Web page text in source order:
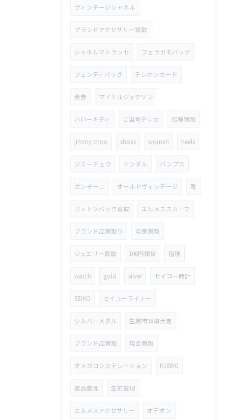
ヴィンテージシャネル
ブランドアクセサリー買取
シャネルマトラッセ フェラガモバッグ
フェンディバッグ テレホンカード
金券 マイケルジャクソン
ハローキティ ご当地テレカ 指輪買取
jimmy choo shoes women heels
ジミーチュウ サンダル パンプス
ガンチーニ オールドヴィンテージ 靴
ヴィトンバック買取 エルメススカーフ
ブランド品買取り 奈良買取
ジュエリー買取 100円銀貨 稲穂
watch gold silver セイコー時計
SEIKO セイコーライナー
シルバーメダル 生駒市買取大吉
ブランド品買取 現金買取
オメガコンステレーション K18WG
遺品整理 生前整理
エルメスアクセサリー オデオン